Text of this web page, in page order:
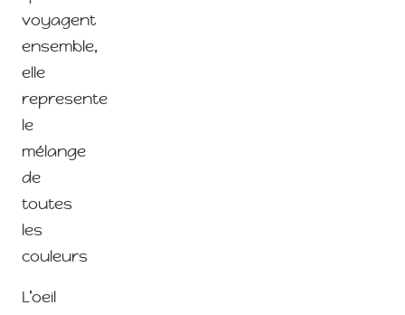
voyagent
ensemble,
elle
represente
le
mélange
de
toutes
les
couleurs
L’oeil